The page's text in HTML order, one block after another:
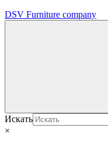
DSV Furniture company
Искать
×